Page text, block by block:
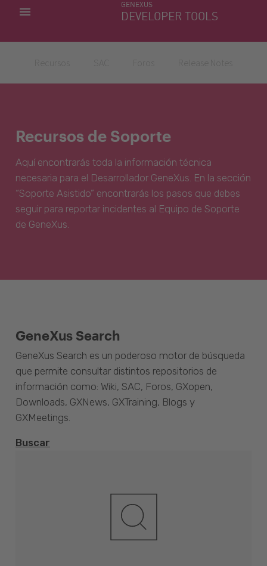
GENEXUS
DEVELOPER TOOLS
MIS APLICACIONES
Recursos de Soporte
Aquí encontrarás toda la información técnica
necesaria para el Desarrollador GeneXus. En la sección
“Soporte Asistido” encontrarás los pasos que debes
seguir para reportar incidentes al Equipo de Soporte
de GeneXus.
GeneXus Search
GeneXus Search es un poderoso motor de búsqueda
que permite consultar distintos repositorios de
información como: Wiki, SAC, Foros, GXopen,
Downloads, GXNews, GXTraining, Blogs y
GXMeetings.
Buscar